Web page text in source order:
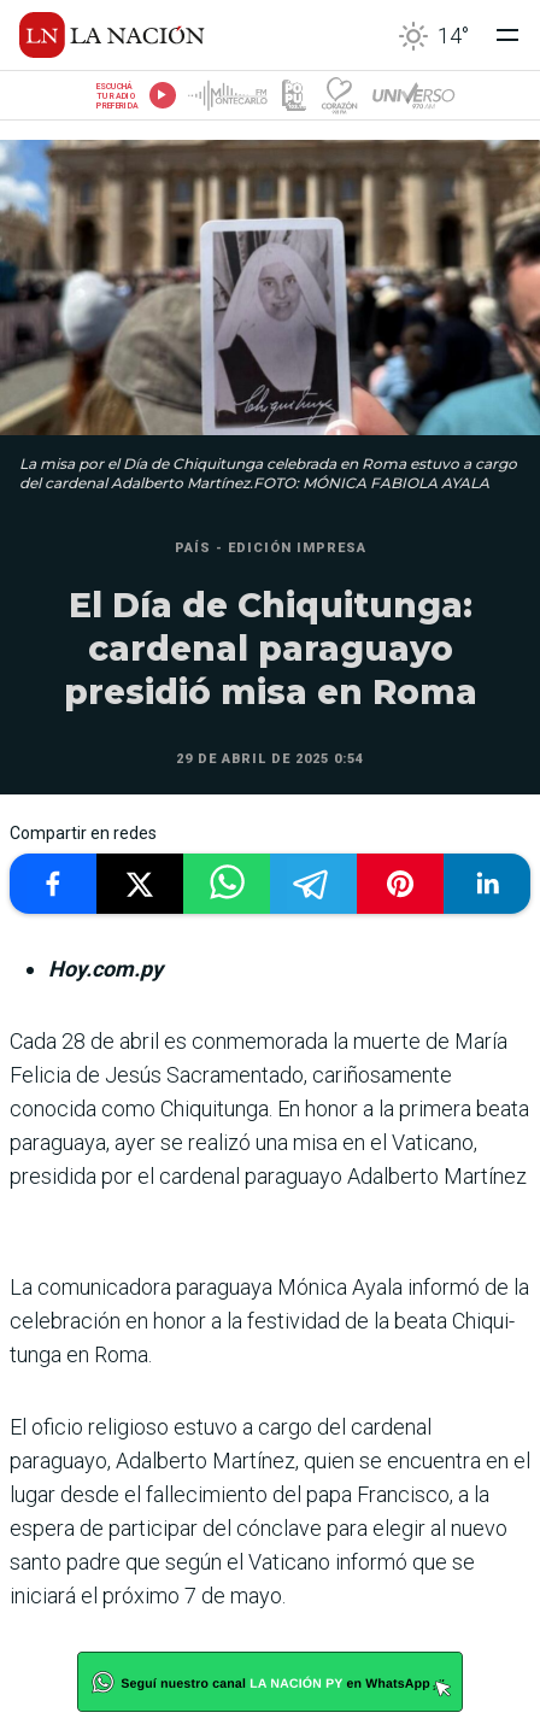
14°
ESCUCHÁ
TU RADIO
PREFERIDA
La misa por el Día de Chiquitunga celebrada en Roma estuvo a cargo
del cardenal Adalberto Martínez.FOTO: MÓNICA FABIOLA AYALA
PAÍS - EDICIÓN IMPRESA
El Día de Chiquitunga:
cardenal paraguayo
presidió misa en Roma
29 DE ABRIL DE 2025 0:54
Compartir en redes
Hoy.com.py
Cada 28 de abril es con­memorada la muerte de María
Felicia de Jesús Sacramentado, cari­ñosamente
conocida como Chiquitunga. En honor a la primera beata
paraguaya, ayer se realizó una misa en el Vaticano,
presidida por el cardenal paraguayo Adal­berto Martínez
La comunicadora paraguaya Mónica Ayala informó de la
celebración en honor a la fes­tividad de la beata Chiqui­
tunga en Roma.
El oficio religioso estuvo a cargo del cardenal
paraguayo, Adalberto Martínez, quien se encuentra en el
lugar desde el fallecimiento del papa Fran­cisco, a la
espera de partici­par del cónclave para elegir al nuevo
santo padre que según el Vaticano informó que se
iniciará el próximo 7 de mayo.